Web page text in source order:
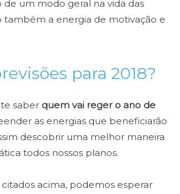
de um modo geral na vida das
também a energia de motivação e
para 2018?
saber quem vai reger o ano de
as energias que beneficiarão
descobrir uma melhor maneira
todos nossos planos.
citados acima, podemos esperar